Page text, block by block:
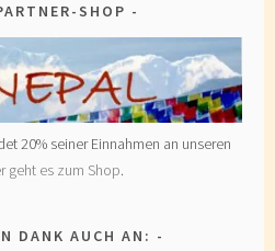
SHOP
20% seiner Einnahmen an unseren
geht es zum Shop.
DANK AUCH AN: